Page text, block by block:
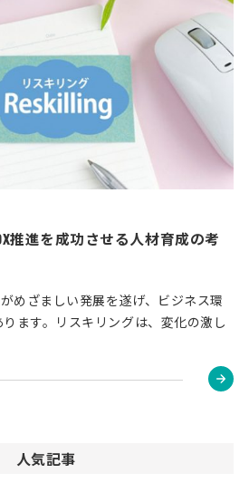
推進を成功させる人材育成の考
めざましい発展を遂げ、ビジネス環
ます。リスキリングは、変化の激し
人気記事